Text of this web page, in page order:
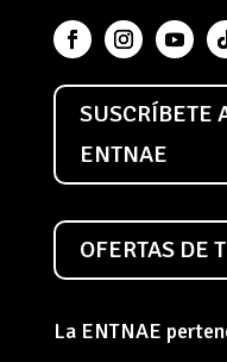
SUSCRÍBETE
ENTNAE
OFERTAS DE
La ENTNAE